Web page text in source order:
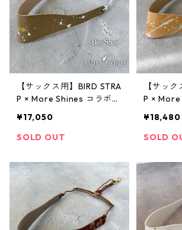
【サックス用】BIRD STRA
P × More Shines コラボモ
¥17,050
SOLD OUT
【サッ
P × More
¥18,480
SOLD